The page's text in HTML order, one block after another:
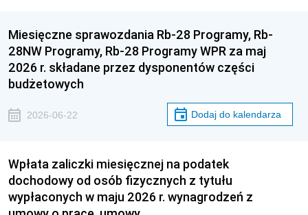
Miesięczne sprawozdania Rb-28 Programy, Rb-
28NW Programy, Rb-28 Programy WPR za maj
2026 r. składane przez dysponentów części
budżetowych
2026-06-22 Dodaj do kalendarza
Wpłata zaliczki miesięcznej na podatek
dochodowy od osób fizycznych z tytułu
wypłaconych w maju 2026 r. wynagrodzeń z